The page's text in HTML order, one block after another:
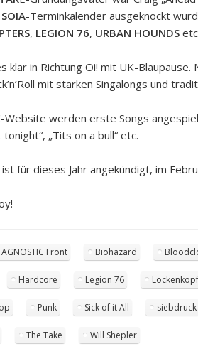
SOIA-Terminkalender ausgeknockt
, LEGION 76, URBAN HOUNDS
klar in Richtung Oi! mit UK-Blaupause.
mit starken Singalongs und
-Website werden erste Songs
„Tits on a bull“ etc.
für dieses Jahr angekündigt, im
AGNOSTIC Front Biohazard
Hardcore Legion 76 Lockenkopf
Punk Sick of it All siebdruck
The Take Will Shepler